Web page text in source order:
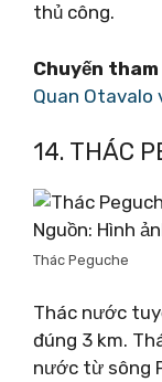
thủ công.
Chuyến
Quan Otavalo
14. THÁC
Nguồn: Hình
Thác Peguche
Thác nước
đúng 3 km.
nước từ sông